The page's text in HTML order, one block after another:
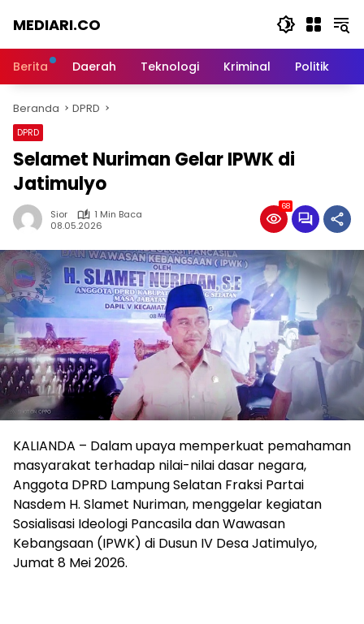
MEDIARI.CO
Berita Daerah Teknologi Kriminal Politik
Beranda DPRD
DPRD
Selamet Nuriman Gelar IPWK di
Jatimulyo
Sior
1 Min Baca
08.05.2026
68
KALIANDA – Dalam upaya memperkuat pemahaman
masyarakat terhadap nilai-nilai dasar negara,
Anggota DPRD Lampung Selatan Fraksi Partai
Nasdem H. Slamet Nuriman, menggelar kegiatan
Sosialisasi Ideologi Pancasila dan Wawasan
Kebangsaan (IPWK) di Dusun IV Desa Jatimulyo,
Jumat 8 Mei 2026.